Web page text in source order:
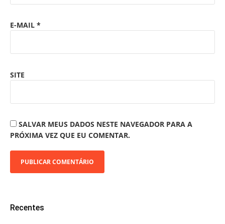
E-MAIL *
SITE
SALVAR MEUS DADOS NESTE NAVEGADOR PARA A
PRÓXIMA VEZ QUE EU COMENTAR.
Recentes